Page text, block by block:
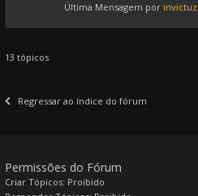
Última Mensagem por
13 tópicos
Regressar ao índice do fórum
Permissões do Fórum
Criar Tópicos: Proibido